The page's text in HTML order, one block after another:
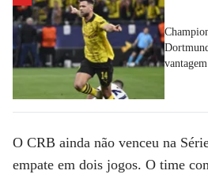
O CRB ainda não venceu na
empate em dois jogos. O time